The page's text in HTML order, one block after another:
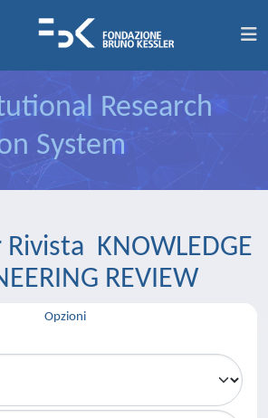
Research
System
KNOWLEDGE
REVIEW
Opzioni